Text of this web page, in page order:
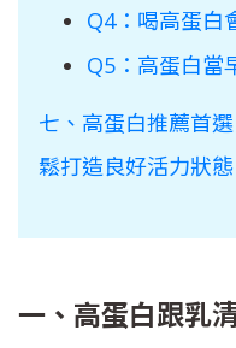
Q4：喝高蛋白
Q5：高蛋白當
七、高蛋白推薦首
鬆打造良好活力狀態
一、高蛋白跟乳